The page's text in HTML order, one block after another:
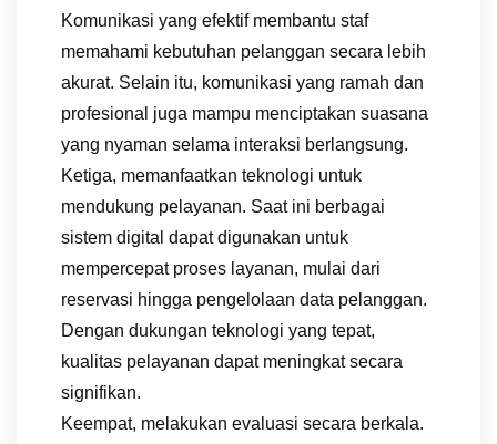
Komunikasi yang efektif membantu staf
memahami kebutuhan pelanggan secara lebih
akurat. Selain itu, komunikasi yang ramah dan
profesional juga mampu menciptakan suasana
yang nyaman selama interaksi berlangsung.
Ketiga, memanfaatkan teknologi untuk
mendukung pelayanan. Saat ini berbagai
sistem digital dapat digunakan untuk
mempercepat proses layanan, mulai dari
reservasi hingga pengelolaan data pelanggan.
Dengan dukungan teknologi yang tepat,
kualitas pelayanan dapat meningkat secara
signifikan.
Keempat, melakukan evaluasi secara berkala.